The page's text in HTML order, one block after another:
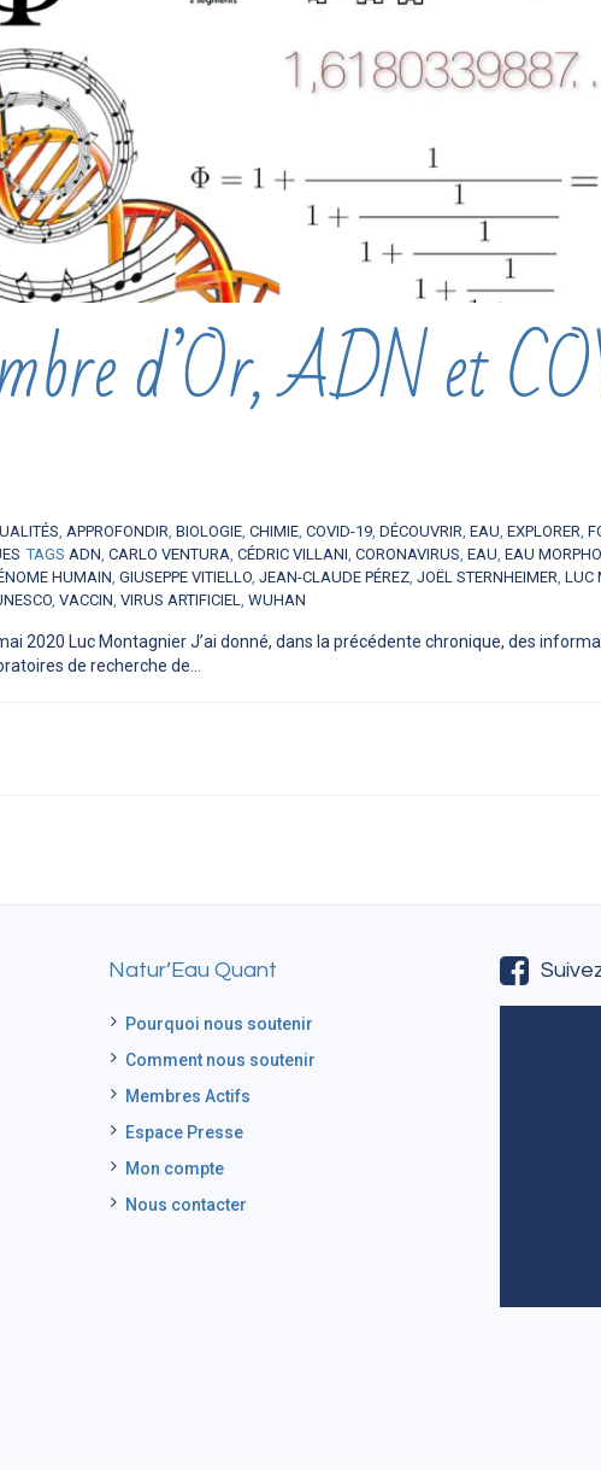
d’Or, ADN et
, APPROFONDIR, BIOLOGIE, CHIMIE, COVID-19, DÉCOUVRIR, EAU, EXPLORER,
TAGS ADN, CARLO VENTURA, CÉDRIC VILLANI, CORONAVIRUS, EAU, EAU
HUMAIN, GIUSEPPE VITIELLO, JEAN-CLAUDE PÉREZ, JOËL STERNHEIMER, LUC
, VACCIN, VIRUS ARTIFICIEL, WUHAN
2020 Luc Montagnier J’ai donné, dans la précédente chronique, des
de recherche de...
Natur’Eau Quant
Pourquoi nous soutenir
Comment nous soutenir
Membres Actifs
Espace Presse
Mon compte
Nous contacter